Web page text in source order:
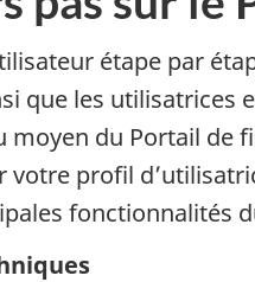
étape par
que les utilisatrices
du Portail de
votre profil
fonctionnalités